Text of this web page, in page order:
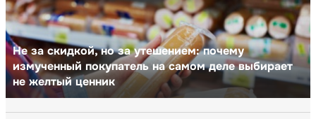
Не за скидкой, но за утешением: почему
измученный покупатель на самом деле выбирает
не желтый ценник